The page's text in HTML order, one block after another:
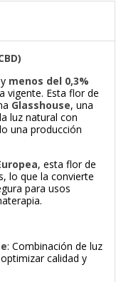
y menos del 0,3%
vigente. Esta flor de
Glasshouse, una
luz natural con
una producción
, esta flor de
lo que la convierte
para usos
: Combinación de luz
calidad y